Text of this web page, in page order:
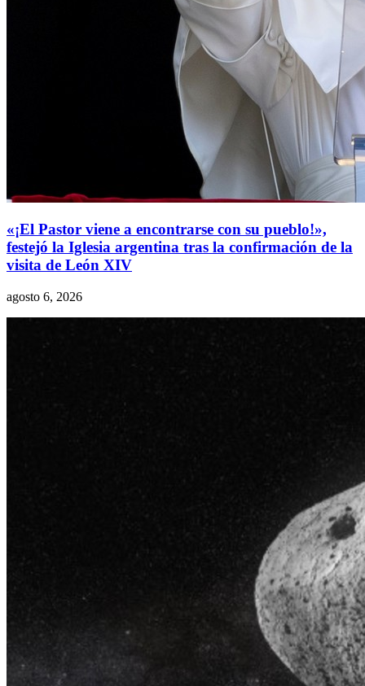
«¡El Pastor viene a encontrarse con su pueblo!»,
festejó la Iglesia argentina tras la confirmación de la
visita de León XIV
agosto 6, 2026